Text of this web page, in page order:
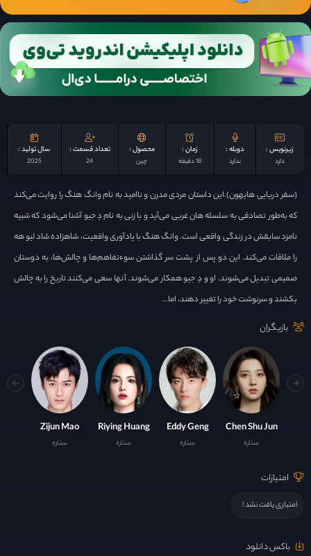
زیرنویس :
دارد
دوبله :
ندارد
زمان :
18 دقیقه
محصول :
چين
تعداد قسمت :
24
سال تولید :
2025
(سفر دریایی هایهون).این داستان مردی مدرن و ناامید به نام وانگ هنگ را روایت می‌کند
که به‌طور تصادفی به سلسله هان غربی می‌آید و با زنی به نام دِ جیو آشنا می‌شود که شبیه
نامزد سابقش در زندگی واقعی است. وانگ هنگ با یادآوری واقعیت، شاهزاده شاد لیو هه
را ملاقات می‌کند. این دو پس از پشت سر گذاشتن سوءتفاهم‌ها و چالش‌ها، به دوستان
صمیمی تبدیل می‌شوند. او و دِ جیو همکار می‌شوند. آنها سعی می‌کنند تاریخ را به چالش
بکشند و سرنوشت خود را تغییر دهند، اما...
بازیگران
Chen Shu Jun
ستاره
Eddy Geng
ستاره
Riying Huang
ستاره
Zijun Mao
ستاره
امتیازات
امتیازی یافت نشد !
باکس دانلود